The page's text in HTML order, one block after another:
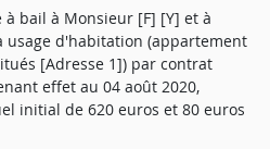
bail à Monsieur [F] [Y] et à
usage d'habitation (appartement
[Adresse 1]) par contrat
effet au 04 août 2020,
initial de 620 euros et 80 euros